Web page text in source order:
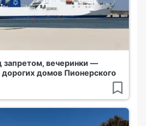
запретом, вечеринки —
домов Пионерского